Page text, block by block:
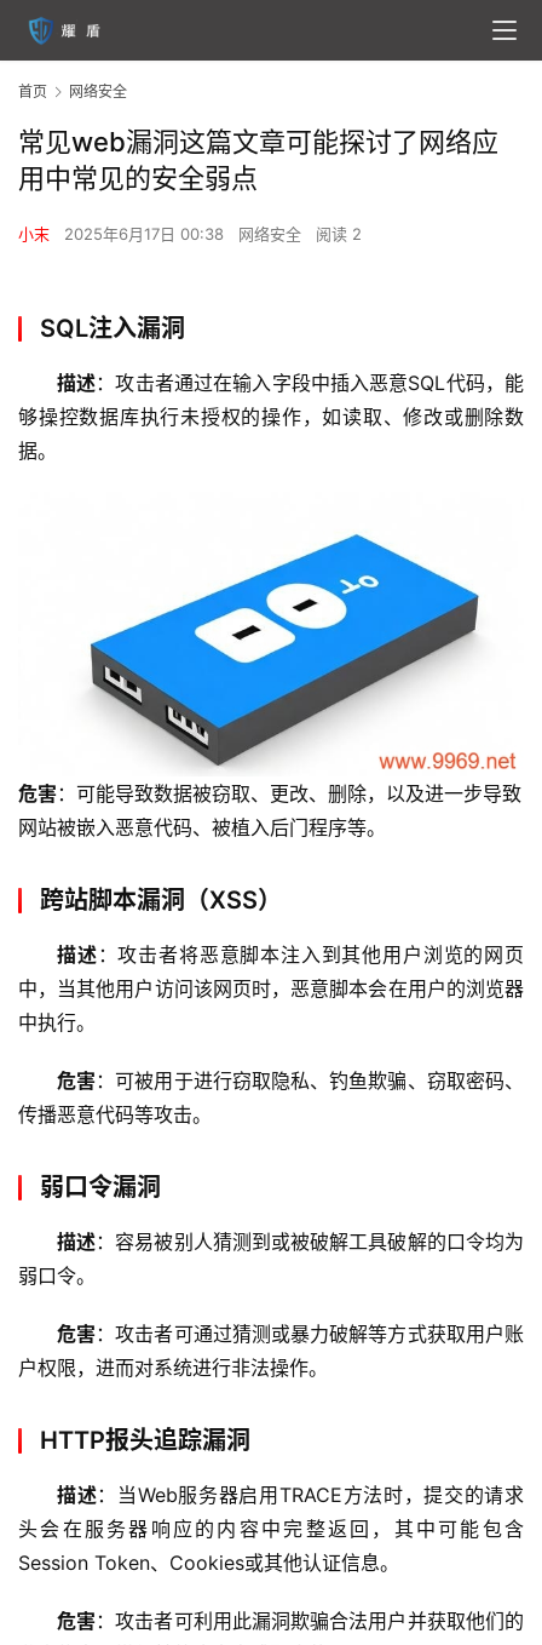
首页 网络安全
常见web漏洞这篇文章可能探讨了网络应
用中常见的安全弱点
小末 2025年6月17日 00:38 网络安全 阅读 2
SQL注入漏洞
描述：攻击者通过在输入字段中插入恶意SQL代码，能
够操控数据库执行未授权的操作，如读取、修改或删除数
据。
危害：可能导致数据被窃取、更改、删除，以及进一步导致
网站被嵌入恶意代码、被植入后门程序等。
跨站脚本漏洞（XSS）
描述 ：攻击者将恶意脚本注入到其他用户浏览的网页
中，当其他用户访问该网页时，恶意脚本会在用户的浏览器
中执行。
危害：可被用于进行窃取隐私、钓鱼欺骗、窃取密码、
传播恶意代码等攻击。
弱口令漏洞
描述：容易被别人猜测到或被破解工具破解的口令均为
弱口令。
危害：攻击者可通过猜测或暴力破解等方式获取用户账
户权限，进而对系统进行非法操作。
HTTP报头追踪漏洞
描述：当Web服务器启用TRACE方法时，提交的请求
头会在服务器响应的内容中完整返回，其中可能包含
Session Token、Cookies或其他认证信息。
危害：攻击者可利用此漏洞欺骗合法用户并获取他们的